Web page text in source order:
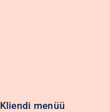
Kliendi menüü